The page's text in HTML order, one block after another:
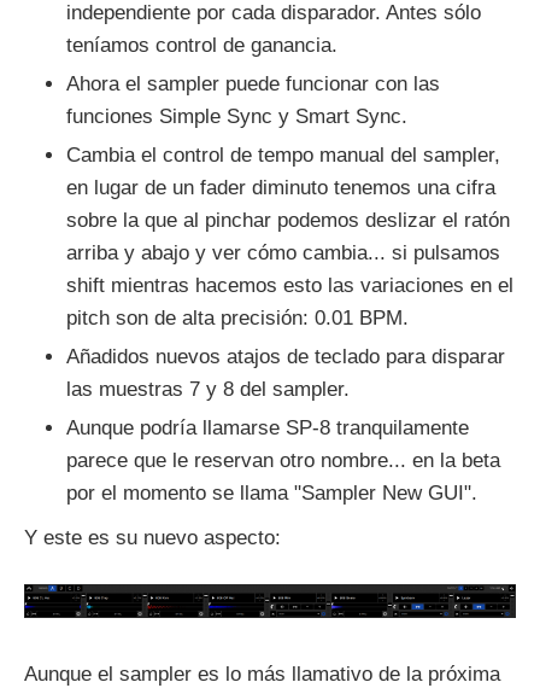
independiente por cada disparador. Antes sólo
teníamos control de ganancia.
Ahora el sampler puede funcionar con las
funciones Simple Sync y Smart Sync.
Cambia el control de tempo manual del sampler,
en lugar de un fader diminuto tenemos una cifra
sobre la que al pinchar podemos deslizar el ratón
arriba y abajo y ver cómo cambia... si pulsamos
shift mientras hacemos esto las variaciones en el
pitch son de alta precisión: 0.01 BPM.
Añadidos nuevos atajos de teclado para disparar
las muestras 7 y 8 del sampler.
Aunque podría llamarse SP-8 tranquilamente
parece que le reservan otro nombre... en la beta
por el momento se llama "Sampler New GUI".
Y este es su nuevo aspecto:
Aunque el sampler es lo más llamativo de la próxima